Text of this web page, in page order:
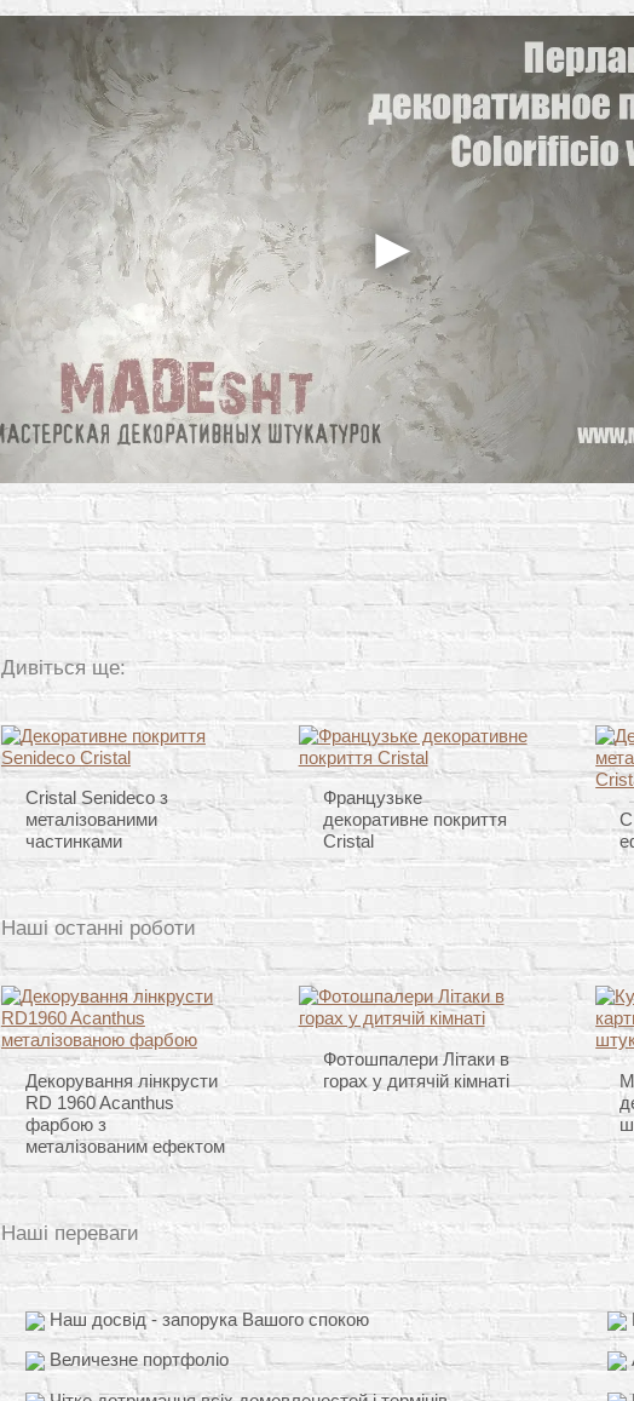
Дивіться ще:
Cristal Senideco з
металізованими
частинками
Французьке
декоративне покриття
Cristal
Наші останні роботи
Декорування лінкрусти
RD 1960 Acanthus
фарбою з
металізованим ефектом
Фотошпалери Літаки в
горах у дитячій кімнаті
Наші переваги
Наш досвід - запорука Вашого спокою
Величезне портфоліо